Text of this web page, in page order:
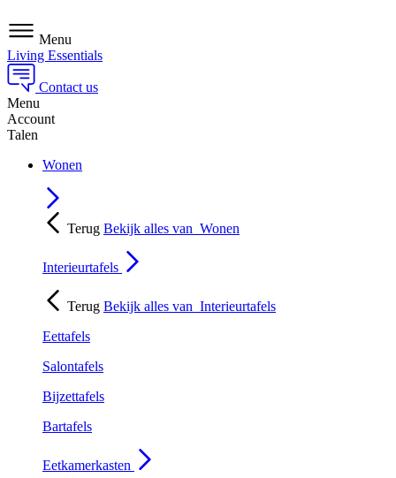
Menu
Living Essentials
Contact us
Menu
Account
Talen
Wonen
Terug Bekijk alles van Wonen
Interieurtafels
Terug Bekijk alles van Interieurtafels
Eettafels
Salontafels
Bijzettafels
Bartafels
Eetkamerkasten